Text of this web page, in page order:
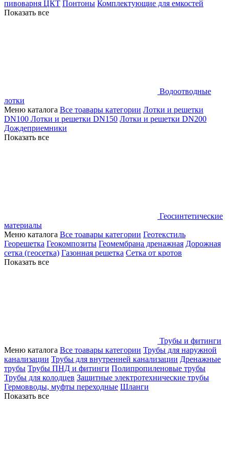
пивоварня ЦКТ Понтоны Комплектующие для емкостей
Показать все
Водоотводные
лотки
Меню каталога Все тоавары категории Лотки и решетки
DN100 Лотки и решетки DN150 Лотки и решетки DN200
Дождеприемники
Показать все
Геосинтетические
материалы
Меню каталога Все тоавары категории Геотекстиль
Георешетка Геокомпозиты Геомембрана дренажная Дорожная
сетка (геосетка) Газонная решетка Сетка от кротов
Показать все
Трубы и фитинги
Меню каталога Все тоавары категории Трубы для наружной
канализации Трубы для внутренней канализации Дренажные
трубы Трубы ПНД и фитинги Полипропиленовые трубы
Трубы для колодцев Защитные электротехнические трубы
Гермовводы, муфты переходные Шланги
Показать все